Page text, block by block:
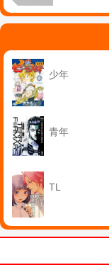
少年
青年
TL